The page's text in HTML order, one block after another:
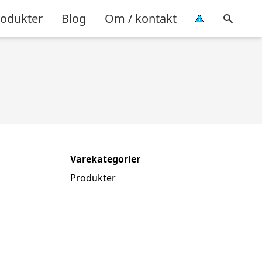
Blog Om / kontakt
Varekategorier
Produkter